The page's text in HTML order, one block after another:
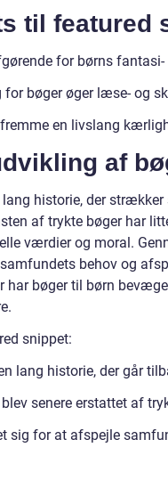
til featured
for børns
for bøger øger læse- og
en livslang
af
lang historie, der
af trykte bøger har
værdier og moral.
behov og
bøger til børn
snippet:
lang historie, der går
senere erstattet af
sig for at afspejle